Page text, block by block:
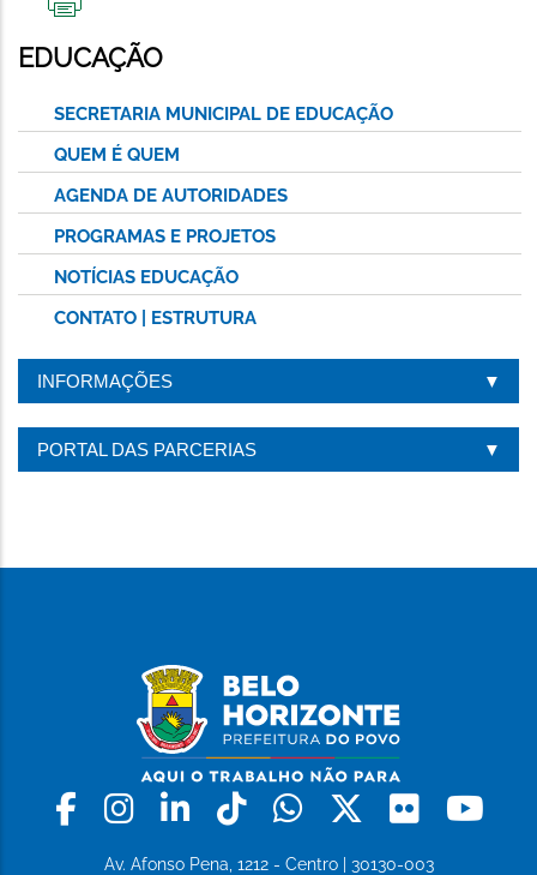
ESTA
PÁGINA
EDUCAÇÃO
SECRETARIA MUNICIPAL DE EDUCAÇÃO
QUEM É QUEM
AGENDA DE AUTORIDADES
PROGRAMAS E PROJETOS
NOTÍCIAS EDUCAÇÃO
CONTATO | ESTRUTURA
INFORMAÇÕES
PORTAL DAS PARCERIAS
Facebook
Instagram
LinkedinTiktokWhatsapp
X Flickr
Av. Afonso Pena, 1212 - Centro | 30130-003